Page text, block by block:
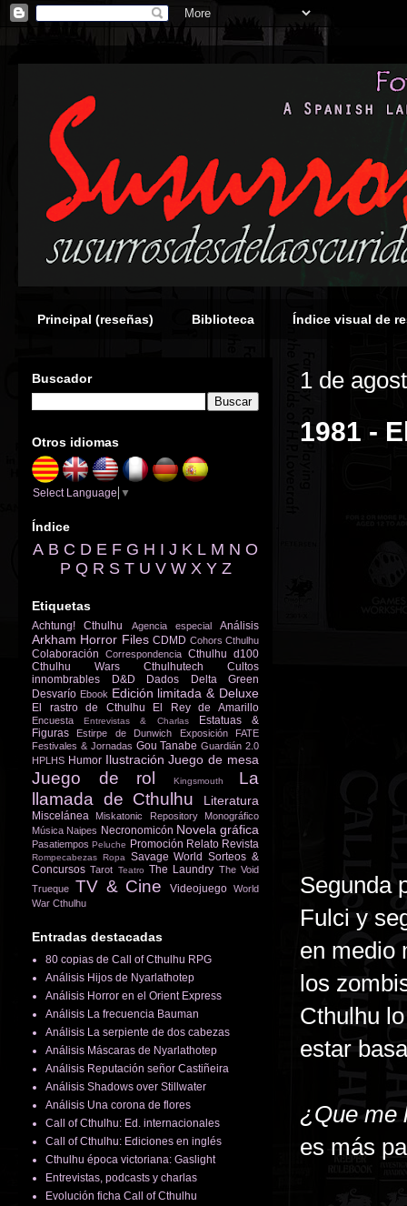
Principal (reseñas) Biblioteca Índice visual de
1 de
1981 -
Segunda
Fulci y
en medio
los
Cthulhu
estar
¿Que me
es más
Buscador
Otros idiomas
Select Language ▼
Índice
A B C D E F G H I J K L M N O
P Q R S T U V W X Y Z
Etiquetas
Achtung! Cthulhu Agencia especial Análisis
Arkham Horror Files CDMD Cohors Cthulhu
Colaboración Correspondencia Cthulhu d100
Cthulhu Wars
Cthulhutech
Cultos
innombrables
D&D Dados
Delta Green
Desvarío Ebook Edición limitada & Deluxe
El rastro de Cthulhu El Rey de Amarillo
Encuesta Entrevistas & Charlas
Estatuas &
Figuras
Estirpe de Dunwich Exposición
FATE
Festivales & Jornadas Gou Tanabe Guardián 2.0
HPLHS Humor Ilustración Juego de mesa
Juego de rol Kingsmouth
La
llamada de Cthulhu
Literatura
Miscelánea Miskatonic Repository
Monográfico
Música Naipes Necronomicón Novela gráfica
Pasatiempos Peluche Promoción Relato Revista
Rompecabezas Ropa Savage World Sorteos &
Concursos Tarot Teatro The Laundry The Void
Trueque TV & Cine Videojuego World
War Cthulhu
Entradas destacadas
80 copias de Call of Cthulhu RPG
Análisis Hijos de Nyarlathotep
Análisis Horror en el Orient Express
Análisis La frecuencia Bauman
Análisis La serpiente de dos cabezas
Análisis Máscaras de Nyarlathotep
Análisis Reputación señor Castiñeira
Análisis Shadows over Stillwater
Análisis Una corona de flores
Call of Cthulhu: Ed. internacionales
Call of Cthulhu: Ediciones en inglés
Cthulhu época victoriana: Gaslight
Entrevistas, podcasts y charlas
Evolución ficha Call of Cthulhu